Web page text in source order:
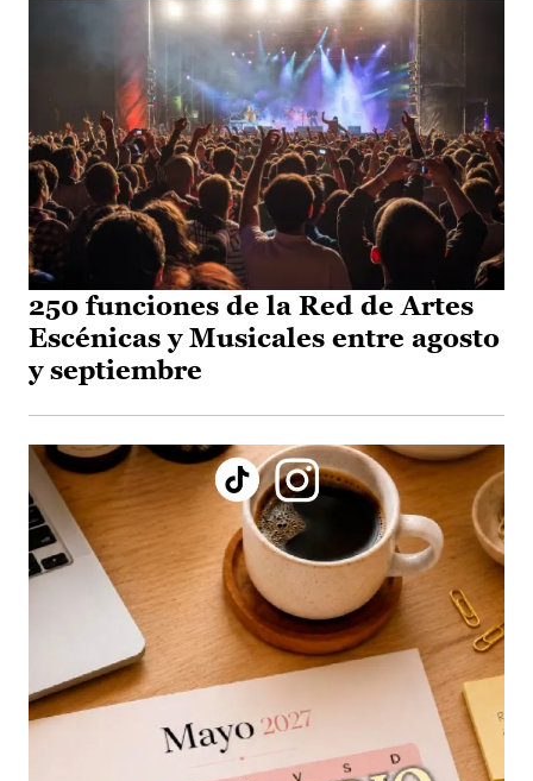
250 funciones de la Red de Artes
Escénicas y Musicales entre agosto
y septiembre